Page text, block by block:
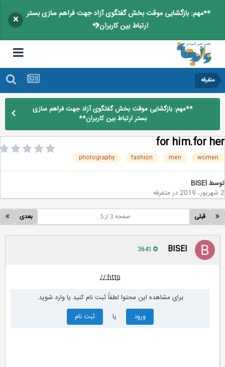
**مهم: بازگشایی موقت بخش گفتگوی آزاد جهت فراهم سازی بستر
ارتباط بین کاربران**
×
متفرقه
**مهم: بازگشایی موقت بخش گفتگوی آزاد جهت فراهم سازی
بستر ارتباط بین کاربران**
for him.for
men
fashion
photography
BISEl
درمتفرقه
قبلی بعدی صفحه 3 از 5
BISEl
http://
برای مشاهده این محتوا لطفاً ثبت نام کنید یا وارد شوید.
ورود
ثبت نام